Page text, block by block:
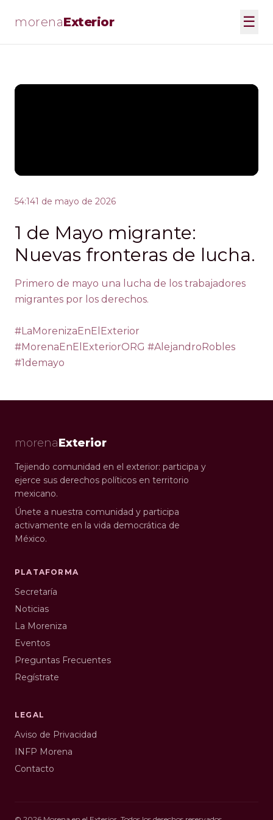
morenaExterior ☰
54:141 de mayo de 2026
1 de Mayo migrante:
Nuevas fronteras de lucha.
Primero de mayo una lucha de los trabajadores
migrantes por los derechos.
#LaMorenizaEnElExterior
#MorenaEnElExteriorORG #AlejandroRobles
#1demayo
morenaExterior
Tejiendo comunidad en el exterior: participa y
ejerce sus derechos políticos en territorio
mexicano.
Únete a nuestra comunidad y participa
activamente en la vida democrática de
México.
PLATAFORMA
Secretaría
Noticias
La Moreniza
Eventos
Preguntas Frecuentes
Regístrate
LEGAL
Aviso de Privacidad
INFP Morena
Contacto